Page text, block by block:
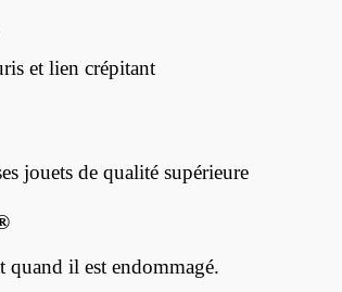
et lien crépitant
jouets de qualité supérieure
quand il est endommagé.